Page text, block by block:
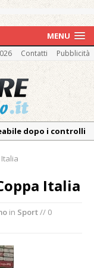
MENU
Contatti Pubblicità
dopo i controlli
euro per il
della
Arnolfo
Italia
in Sport// 0